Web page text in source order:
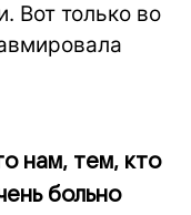
Вот только во
нам, тем, кто
больно